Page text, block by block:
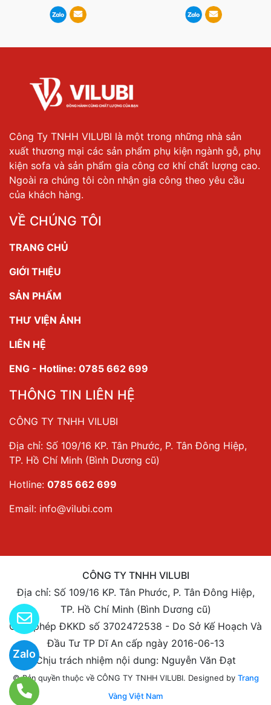
Zalo
Công Ty TNHH VILUBI là một trong những nhà sản
xuất thương mại các sản phẩm phụ kiện ngành gỗ, phụ
kiện sofa và sản phẩm gia công cơ khí chất lượng cao.
Ngoài ra chúng tôi còn nhận gia công theo yêu cầu
của khách hàng.
VỀ CHÚNG TÔI
TRANG CHỦ
GIỚI THIỆU
SẢN PHẨM
THƯ VIỆN ẢNH
LIÊN HỆ
ENG - Hotline: 0785 662 699
THÔNG TIN LIÊN HỆ
CÔNG TY TNHH VILUBI
Địa chỉ: Số 109/16 KP. Tân Phước, P. Tân Đông Hiệp,
TP. Hồ Chí Minh (Bình Dương cũ)
Hotline: 0785 662 699
Email: info@vilubi.com
CÔNG TY TNHH VILUBI
Địa chỉ: Số 109/16 KP. Tân Phước, P. Tân Đông Hiệp,
TP. Hồ Chí Minh (Bình Dương cũ)
Giấy phép ĐKKD số 3702472538 - Do Sở Kế Hoạch Và
Đầu Tư TP Dĩ An cấp ngày 2016-06-13
Chịu trách nhiệm nội dung: Nguyễn Văn Đạt
© Bản quyền thuộc về CÔNG TY TNHH VILUBI. Designed by Trang
Vàng Việt Nam